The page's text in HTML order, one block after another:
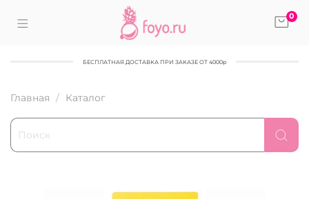
0
БЕСПЛАТНАЯ ДОСТАВКА ПРИ ЗАКАЗЕ ОТ 4000р
Главная Каталог